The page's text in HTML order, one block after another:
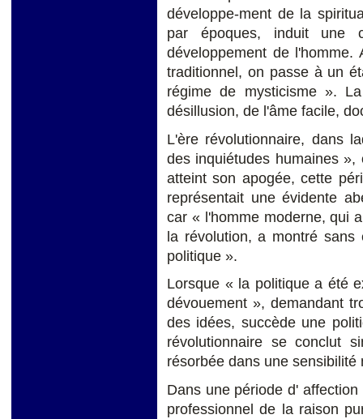
développe-ment de la
par époques, induit une
développement de
traditionnel, on passe à un
régime de mysticisme ».
désillusion, de l'âme facile,
L'ère révolutionnaire, dans
des inquiétudes humaines
atteint son apogée, cette
représentait une évidente
car « l'homme moderne, qui
la révolution, a montré
politique ».
Lorsque « la politique a été
dévouement », demandant
des idées, succède une
révolutionnaire se conclut
résorbée dans une sensibilité
Dans une période d'
professionnel de la raison